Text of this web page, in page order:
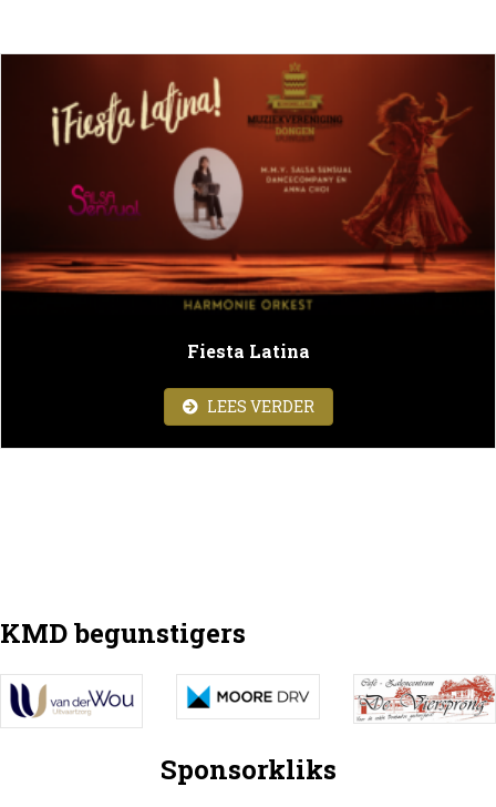
Fiesta Latina
LEES VERDERABOUT FIESTA LATINA
KMD begunstigers
Sponsorkliks